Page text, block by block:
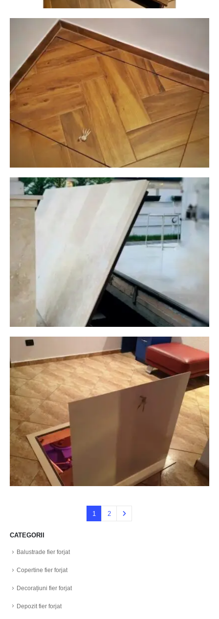
1 2
CATEGORII
Balustrade fier forjat
Copertine fier forjat
Decorațiuni fier forjat
Depozit fier forjat